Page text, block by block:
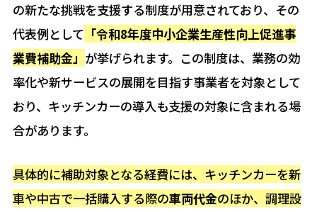
の新たな挑戦を支援する制度が用意されており、その
代表例として 「令和8年度中小企業生産性向上促進事
業費補助金」 が挙げられます。この制度は、業務の効
率化や新サービスの展開を目指す事業者を対象として
おり、キッチンカーの導入も支援の対象に含まれる場
合があります。
具体的に補助対象となる経費には、キッチンカーを新
車や中古で一括購入する際の車両代金のほか、調理設